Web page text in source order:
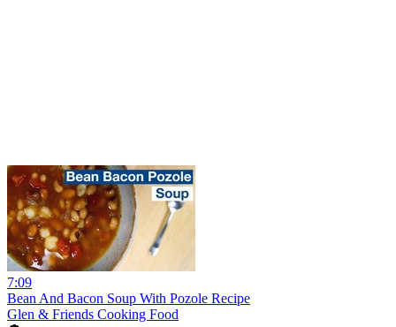
7:09
Bean And Bacon Soup With Pozole Recipe
Glen & Friends Cooking Food